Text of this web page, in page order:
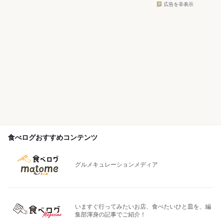
広告を非表示
食べログおすすめコンテンツ
グルメキュレーションメディア
いますぐ行ってみたいお店、食べたいひと皿を、編
集部渾身の記事でご紹介！